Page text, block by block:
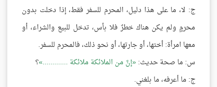
ج: لا، ما على هذا دليل، المحرم للسفر فقط، إذا دخلت بدون
محرمٍ ولم يكن هناك خطرٌ فلا بأس، تدخل للبيع والشراء، أو
معها امرأة: أختها، أو جارتها، أو نحو ذلك، فالمحرم للسفر.
س: ما صحة حديث: إنَّ من الملائكة ملائكة ............. ؟
ج: ما أعرفه، ما بلغني.